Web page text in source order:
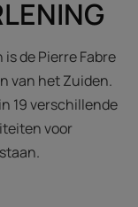
de Pierre Fabre
van het Zuiden.
19 verschillende
voor